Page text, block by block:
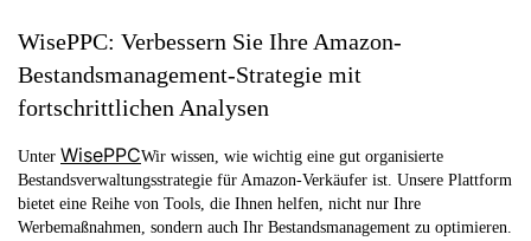
WisePPC: Verbessern Sie Ihre Amazon-
Bestandsmanagement-Strategie mit
fortschrittlichen Analysen
Unter WisePPCWir wissen, wie wichtig eine gut organisierte
Bestandsverwaltungsstrategie für Amazon-Verkäufer ist. Unsere Plattform
bietet eine Reihe von Tools, die Ihnen helfen, nicht nur Ihre
Werbemaßnahmen, sondern auch Ihr Bestandsmanagement zu optimieren.